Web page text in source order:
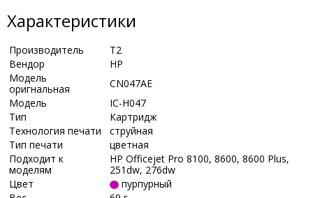
Характеристики
Производитель
Т2
Вендор
HP
Модель
оригнальная
CN047AE
Модель
IC-H047
Тип
Картридж
Технология печати
струйная
Тип печати
цветная
Подходит к
моделям
HP Officejet Pro 8100, 8600, 8600 Plus,
251dw, 276dw
Цвет
пурпурный